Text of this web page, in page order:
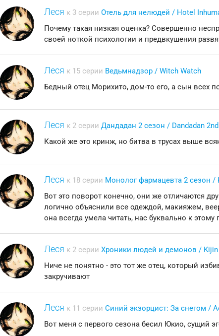
Леся к 3 серии Отель для нелюдей / Hotel
Почему такая низкая оценка? Совершенно
своей ноткой психологии и предвкушения
Леся к 15 серии Ведьмнадзор / Witch Watch
Бедный отец Морихито, дом-то его, а сын всех
Леся к 2 серии Дандадан 2 сезон / Dandadan
Какой же это кринж, но битва в трусах выше
Леся к 18 серии Монолог фармацевта 2 сезон /
Вот это поворот конечно, они же отличаются
логично объяснили все одеждой, макияжем,
она всегда умела читать, нас буквально к
Леся к 2 серии Хроники людей и демонов / Kijin
Ниче не понятно - это тот же отец, который
закручивают
Леся к 11 серии Синий экзорцист: За снегом /
Вот меня с первого сезона бесил Юкио, сущий